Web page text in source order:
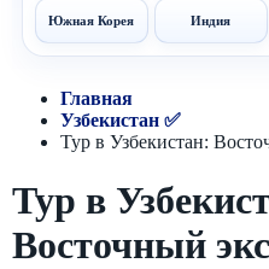
Южная Корея Индия
Главная
Узбекистан ✅
Тур в Узбекистан:
Тур в
Восточный